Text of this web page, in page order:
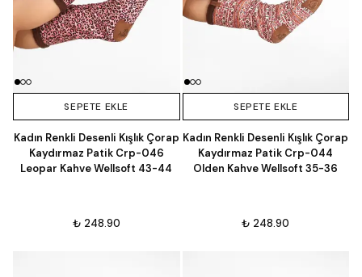
SEPETE EKLE
Kadın Renkli Desenli Kışlık Çorap
Kaydırmaz Patik Crp-046
Leopar Kahve Wellsoft 43-44
₺ 248.90
SEPETE EKLE
Kadın Renkli Desenli Kışlık Çorap
Kaydırmaz Patik Crp-044
Olden Kahve Wellsoft 35-36
₺ 248.90